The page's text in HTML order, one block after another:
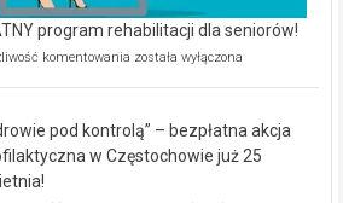
program rehabilitacji dla seniorów!
komentowania Rusza
rehabilitacji
dla
została wyłączona
pod kontrolą” – bezpłatna akcja
w Częstochowie już 25